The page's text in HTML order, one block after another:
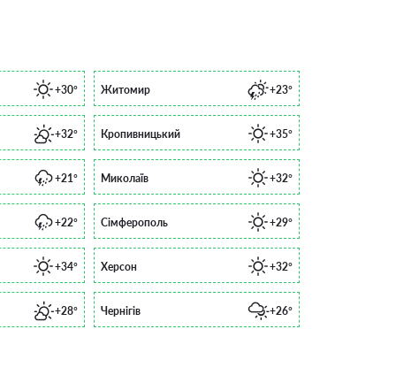
+30° Житомир +23°
+32° Кропивницький +35°
+21° Миколаїв +32°
+22° Сімферополь +29°
+34° Херсон +32°
+28° Чернігів +26°